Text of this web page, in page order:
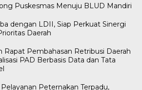
Puskesmas Menuju BLUD Mandiri
dengan LDII, Siap Perkuat Sinergi
Daerah
Rapat Pembahasan Retribusi Daerah
PAD Berbasis Data dan Tata
Peternakan Terpadu,